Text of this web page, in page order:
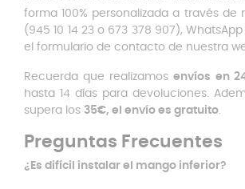
forma 100% personalizada a través de
(945 10 14 23 o 673 378 907),
el formulario de contacto de nuestra
Recuerda que realizamosenvíos en
hasta 14 días para devoluciones.
supera los 35€, el envío es gratuito.
Preguntas Frecuentes
¿Es difícil instalar el mango inferior?